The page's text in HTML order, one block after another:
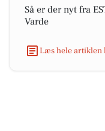
Så er der nyt fra
Varde
Læs hele artiklen